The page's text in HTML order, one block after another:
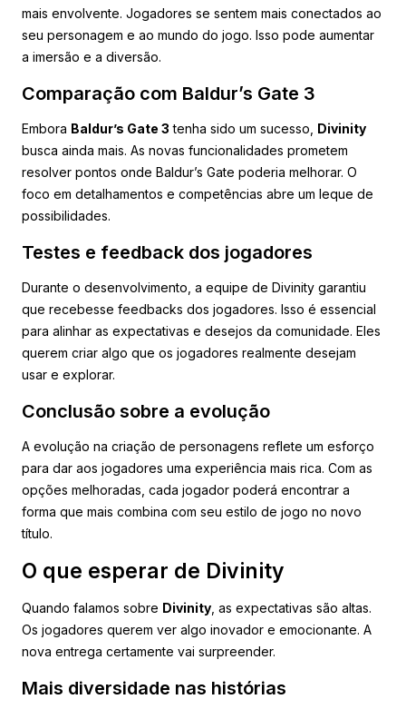
mais envolvente. Jogadores se sentem mais conectados ao
seu personagem e ao mundo do jogo. Isso pode aumentar
a imersão e a diversão.
Comparação com Baldur’s Gate 3
Embora Baldur’s Gate 3 tenha sido um sucesso, Divinity
busca ainda mais. As novas funcionalidades prometem
resolver pontos onde Baldur’s Gate poderia melhorar. O
foco em detalhamentos e competências abre um leque de
possibilidades.
Testes e feedback dos jogadores
Durante o desenvolvimento, a equipe de Divinity garantiu
que recebesse feedbacks dos jogadores. Isso é essencial
para alinhar as expectativas e desejos da comunidade. Eles
querem criar algo que os jogadores realmente desejam
usar e explorar.
Conclusão sobre a evolução
A evolução na criação de personagens reflete um esforço
para dar aos jogadores uma experiência mais rica. Com as
opções melhoradas, cada jogador poderá encontrar a
forma que mais combina com seu estilo de jogo no novo
título.
O que esperar de Divinity
Quando falamos sobre Divinity , as expectativas são altas.
Os jogadores querem ver algo inovador e emocionante. A
nova entrega certamente vai surpreender.
Mais diversidade nas histórias